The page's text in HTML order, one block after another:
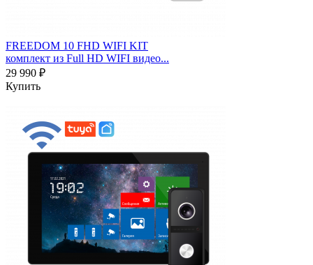
FREEDOM 10 FHD WIFI KIT
комплект из Full HD WIFI видео...
29 990 ₽
Купить